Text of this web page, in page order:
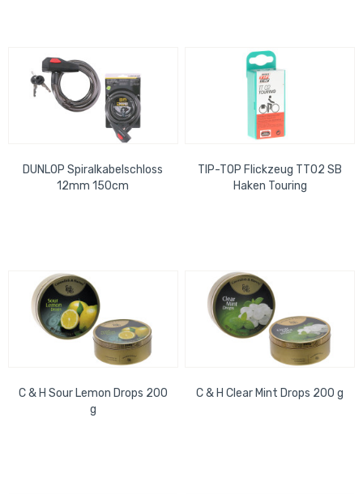
DUNLOP Spiralkabelschloss
12mm 150cm
TIP-TOP Flickzeug TT02 SB
Haken Touring
C & H Sour Lemon Drops 200
g
C & H Clear Mint Drops 200 g